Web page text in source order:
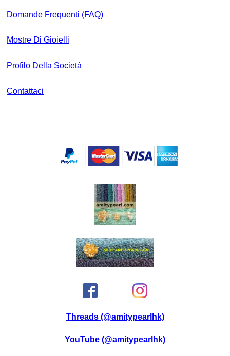
Domande Frequenti (FAQ)
Mostre Di Gioielli
Profilo Della Società
Contattaci
Threads (@amitypearlhk)
YouTube (@amitypearlhk)